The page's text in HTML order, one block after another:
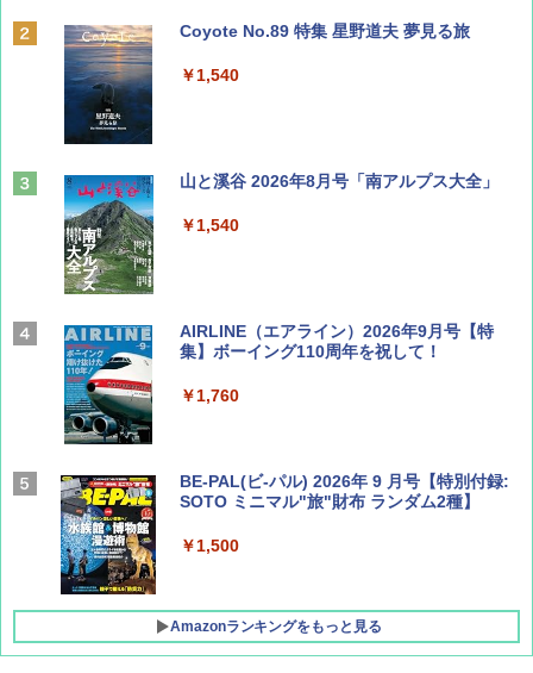
Coyote No.89 特集 星野道夫 夢見る旅
￥1,540
山と溪谷 2026年8月号「南アルプス大全」
￥1,540
AIRLINE（エアライン）2026年9月号【特
集】ボーイング110周年を祝して！
￥1,760
BE-PAL(ビ-パル) 2026年 9 月号【特別付録:
SOTO ミニマル"旅"財布 ランダム2種】
￥1,500
Amazonランキングをもっと見る